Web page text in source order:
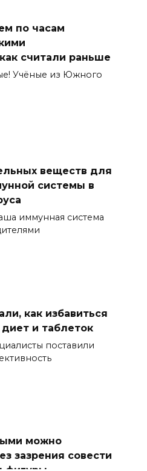
по часам
считали раньше
Учёные из Южного
веществ для
системы в
иммунная система
как избавиться
и таблеток
поставили
можно
зазрения совести